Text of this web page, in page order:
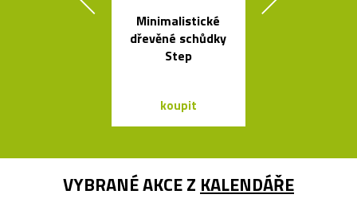
Minimalistické
dřevěné schůdky
Step
koupit
VYBRANÉ AKCE Z KALENDÁŘE